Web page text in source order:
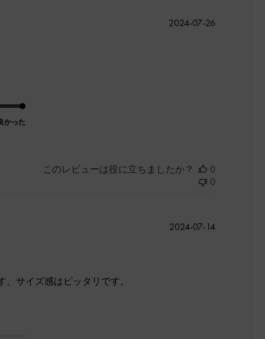
かった
公
2024-07-26
このレビューは役に立ちましたか？
0
0
サイズ感はピッタリです。
公
2024-07-14